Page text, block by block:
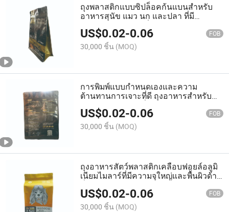
ถุงพลาสติกแบบซิปล็อคก้นแบนสำหรับ
อาหารสุนัข แมว นก และปลา ที่มี
คุณสมบัติป้องกันกลิ่นได้ดี
US$0.02-0.06 FOB
30,000 ชิ้น (MOQ)
การพิมพ์แบบกำหนดเองและความ
ต้านทานการเจาะที่ดี ถุงอาหารสำหรับ
แมว สุนัข และนกที่ยืดหยุ่นพร้อมซิป
US$0.02-0.06 FOB
30,000 ชิ้น (MOQ)
ถุงอาหารสัตว์พลาสติกเคลือบฟอยล์อลูมิ
เนียมไมลาร์ที่มีความจุใหญ่และพื้นผิวด้าน
US$0.02-0.06 FOB
30,000 ชิ้น (MOQ)